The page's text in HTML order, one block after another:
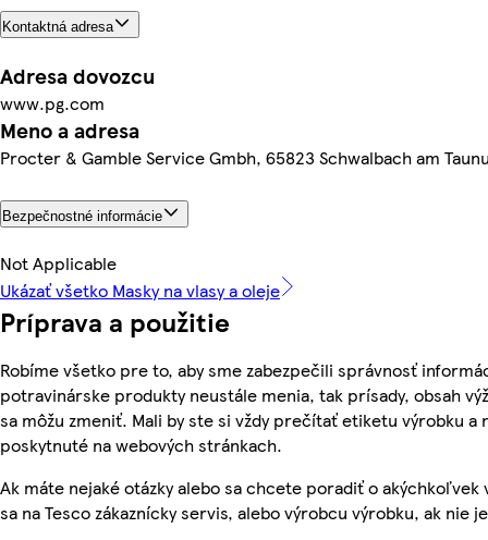
Kontaktná adresa
Adresa dovozcu
www.pg.com
Meno a adresa
Procter & Gamble Service Gmbh, 65823 Schwalbach am
Bezpečnostné informácie
Not Applicable
Ukázať všetko Masky na vlasy a oleje
Príprava a použitie
Robíme všetko pre to, aby sme zabezpečili správnosť
potravinárske produkty neustále menia, tak prísady, obsah
sa môžu zmeniť. Mali by ste si vždy prečítať etiketu výrobku
poskytnuté na webových stránkach.
Ak máte nejaké otázky alebo sa chcete poradiť o
sa na Tesco zákaznícky servis, alebo výrobcu výrobku, ak nie